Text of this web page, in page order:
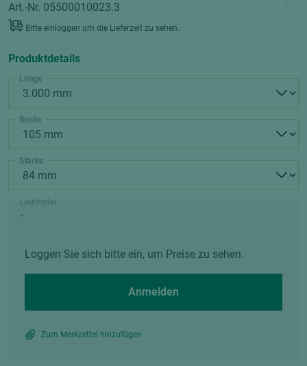
Art.-Nr. 05500010023.3
Bitte einloggen um die Lieferzeit zu sehen.
Produktdetails
Länge
Breite
Stärke
Laufmeter
Loggen Sie sich bitte ein, um Preise zu sehen.
Anmelden
Zum Merkzettel hinzufügen